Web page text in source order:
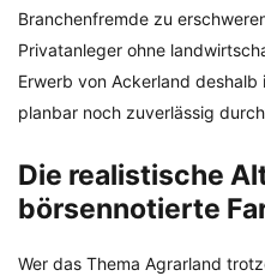
Branchenfremde zu
Privatanleger ohne
Erwerb von Ackerland deshalb
planbar noch zuverlässig
Die realistische
börsennotierte
Wer das Thema Agrarland